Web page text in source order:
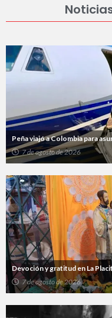
Peña viajó a Colombia para
7 de agosto de 2026
Devoción y gratitud en La
7 de agosto de 2026